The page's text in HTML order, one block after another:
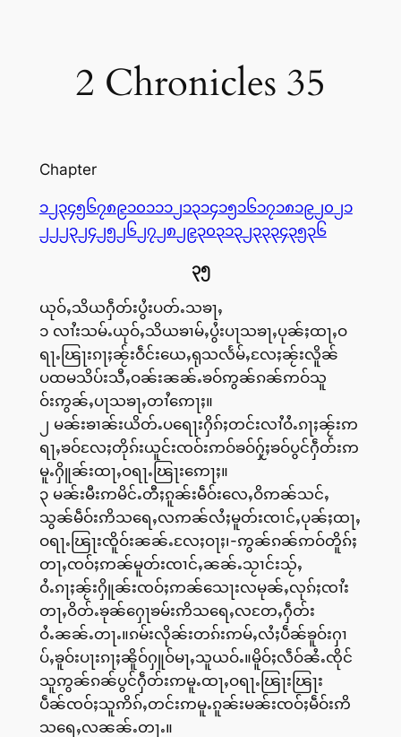
2 Chronicles 35
Chapter
၁၂၃၄၅၆၇၈၉၁၀၁၁၁၂၁၃၁၄၁၅၁၆၁၇၁၈၁၉၂၀ ၂၁
၂၂ ၂၃၂၄၂၅ ၂၆၂၇ ၂၈ ၂၉၃၀၃၁၃၂၃၃၃၄၃၅၃၆
၃၅
ယုဝ်ႇသိယႁဵတ်းပွႆးပတ်ႉသၶႃႇ
၁ လၢႆးသမ်ႉယုဝ်ႇသိယၶၢမ်ႇပွႆးပႃသၶႃႇပုၼ်ႈထႃႇဝ
ရႃႉၽြႃးၵႃႈၼႂ်းဝဵင်းယေႇရုသလႅမ်ႇလႄႈၼႂ်းလိူၼ်
ပထမသိပ်းသီႇဝၼ်းၼၼ်ႉၶဝ်ဢွၼ်ၵၼ်ဢဝ်သူ
ဝ်းဢွၼ်ႇပႃသၶႃႇတၢႆဢေႃႈ။
၂ မၼ်းၶၢၼ်းယိတ်ႉပရေႃးႁိၵ်ႈတင်းလၢႆဝႆႉၵႃႈၼႂ်းဢ
ရႃႇၶဝ်လႄႈတိုၵ်းယူင်းၸဝ်းဢဝ်ၶဝ်ႁႂ်ႈၶဝ်ပွင်ႁဵတ်းဢ
မူႉႁိူၼ်းထႃႇဝရႃႉၽြႃးဢေႃႈ။
၃ မၼ်းမီးဢမိင်ႉတီႈၵူၼ်းမဵဝ်းလေႇဝိဢၼ်သင်ႇ
သွၼ်မဵဝ်းဢိသရေႇလဢၼ်လႆႈမူတ်းၸၢင်ႇပုၼ်ႈထႃႇ
ဝရႃႉၽြႃးၸိူဝ်းၼၼ်ႉလႄႈဝႃႈ၊-ဢွၼ်ၵၼ်ဢဝ်တိူၵ်ႈ
တႃႇၸဝ်ႈဢၼ်မူတ်းၸၢင်ႇၼၼ်ႉသႂၢင်းသႂ်ႇ
ဝႆႉၵႃႈၼႂ်းႁိူၼ်းၸဝ်ႈဢၼ်သေႃးလမုၼ်ႇလုၵ်ႈၸၢႆး
တႃႇဝိတ်ႉၶုၼ်ႁေႃၶမ်းဢိသရေႇလတႄႇႁဵတ်း
ဝႆႉၼၼ်ႉတႃႉ။ၵမ်းလိုၼ်းတၵ်းဢမ်ႇလႆႈပဵၼ်ၶူဝ်းႁၢ
ပ်ႇၶူဝ်းပႃးၵႃႈၼိူဝ်ႁူဝ်မႃႇသူယဝ်ႉ။မိူဝ်ႈလဵဝ်ၼႆႉၸိုင်
သူဢွၼ်ၵၼ်ပွင်ႁဵတ်းဢမူႉထႃႇဝရႃႉၽြႃးၽြႃး
ပဵၼ်ၸဝ်ႈသူဢိၵ်ႇတင်းဢမူႉၵူၼ်းမၼ်းၸဝ်ႈမဵဝ်းဢိ
သရေႇလၼၼ်ႉတႃႉ။